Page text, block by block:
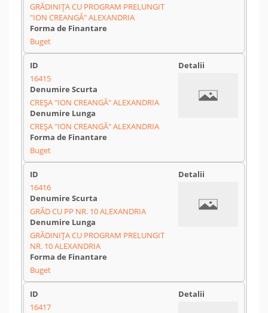
GRĂDINIȚA CU PROGRAM PRELUNGIT
"ION CREANGĂ" ALEXANDRIA
Buget
16415
CREȘA "ION CREANGĂ" ALEXANDRIA
CREȘA "ION CREANGĂ" ALEXANDRIA
Buget
16416
GRĂD CU PP NR. 10 ALEXANDRIA
GRĂDINIȚA CU PROGRAM PRELUNGIT
NR. 10 ALEXANDRIA
Buget
16417